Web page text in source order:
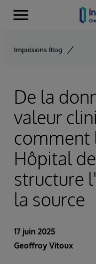
Skip to content
Menu
Impulsions Blog
De la
valeur
comment
Hôpital
structure
la source
17 juin 2025
Geoffroy Vitoux